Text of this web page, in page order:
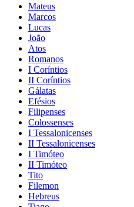
Mateus
Marcos
Lucas
João
Atos
Romanos
I Coríntios
II Coríntios
Gálatas
Efésios
Filipenses
Colossenses
I Tessalonicenses
II Tessalonicenses
I Timóteo
II Timóteo
Tito
Filemon
Hebreus